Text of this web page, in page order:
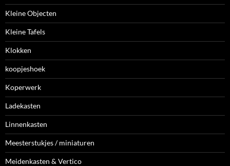
Kleine Objecten
Kleine Tafels
Klokken
koopjeshoek
Koperwerk
Ladekasten
Linnenkasten
Meesterstukjes / miniaturen
Meidenkasten & Vertico